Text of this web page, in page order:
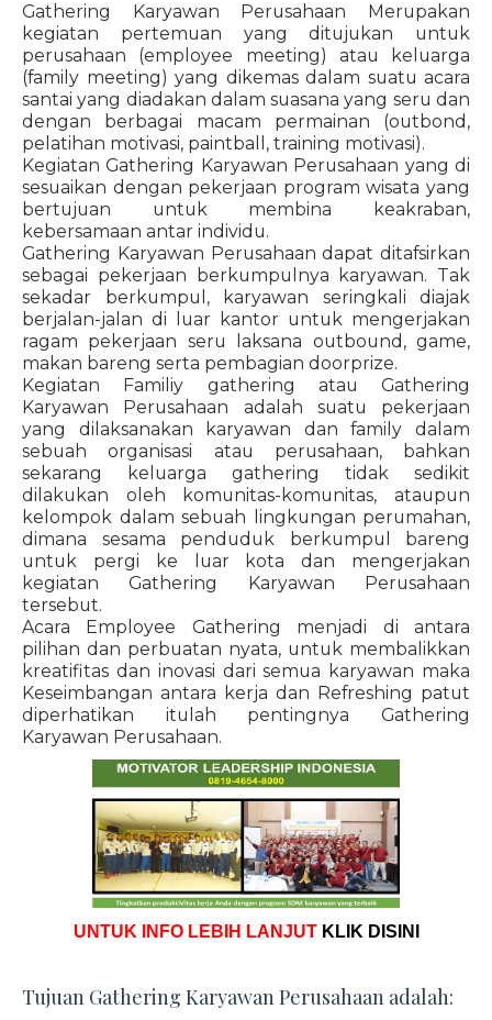
Gathering Karyawan Perusahaan Merupakan
kegiatan pertemuan yang ditujukan untuk
perusahaan (employee meeting) atau keluarga
(family meeting) yang dikemas dalam suatu acara
santai yang diadakan dalam suasana yang seru dan
dengan berbagai macam permainan (outbond,
pelatihan motivasi, paintball, training motivasi).
Kegiatan Gathering Karyawan Perusahaan yang di
sesuaikan dengan pekerjaan program wisata yang
bertujuan untuk membina keakraban,
kebersamaan antar individu.
Gathering Karyawan Perusahaan dapat ditafsirkan
sebagai pekerjaan berkumpulnya karyawan. Tak
sekadar berkumpul, karyawan seringkali diajak
berjalan-jalan di luar kantor untuk mengerjakan
ragam pekerjaan seru laksana outbound, game,
makan bareng serta pembagian doorprize.
Kegiatan Familiy gathering atau Gathering
Karyawan Perusahaan adalah suatu pekerjaan
yang dilaksanakan karyawan dan family dalam
sebuah organisasi atau perusahaan, bahkan
sekarang keluarga gathering tidak sedikit
dilakukan oleh komunitas-komunitas, ataupun
kelompok dalam sebuah lingkungan perumahan,
dimana sesama penduduk berkumpul bareng
untuk pergi ke luar kota dan mengerjakan
kegiatan Gathering Karyawan Perusahaan
tersebut.
Acara Employee Gathering menjadi di antara
pilihan dan perbuatan nyata, untuk membalikkan
kreatifitas dan inovasi dari semua karyawan maka
Keseimbangan antara kerja dan Refreshing patut
diperhatikan itulah pentingnya Gathering
Karyawan Perusahaan.
UNTUK INFO LEBIH LANJUT KLIK DISINI
Tujuan Gathering Karyawan Perusahaan adalah: